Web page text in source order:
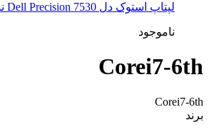
لپتاپ استوک دل Dell Precision 7530 نسل 6
ناموجود
Corei7-6th
Corei7-6th
برند